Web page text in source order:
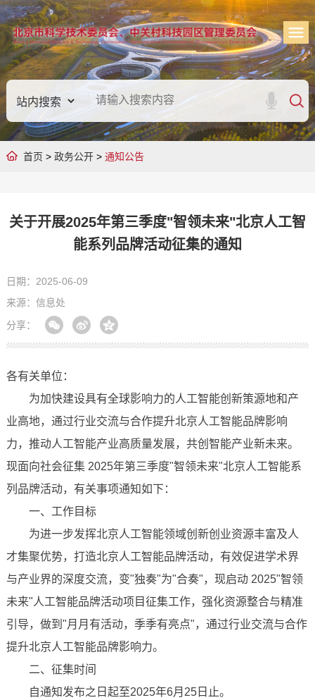
首页 > 政务公开> 通知公告
关于开展2025年第三季度"智领未来"北京人工智
能系列品牌活动征集的通知
日期：2025-06-09
来源：信息处
分享：
各有关单位：
为加快建设具有全球影响力的人工智能创新策源地和产
业高地，通过行业交流与合作提升北京人工智能品牌影响
力，推动人工智能产业高质量发展，共创智能产业新未来。
现面向社会征集 2025年第三季度"智领未来"北京人工智能系
列品牌活动，有关事项通知如下：
一、工作目标
为进一步发挥北京人工智能领域创新创业资源丰富及人
才集聚优势，打造北京人工智能品牌活动，有效促进学术界
与产业界的深度交流，变"独奏"为"合奏"，现启动 2025"智领
未来"人工智能品牌活动项目征集工作，强化资源整合与精准
引导，做到"月月有活动，季季有亮点"，通过行业交流与合作
提升北京人工智能品牌影响力。
二、征集时间
自通知发布之日起至2025年6月25日止。